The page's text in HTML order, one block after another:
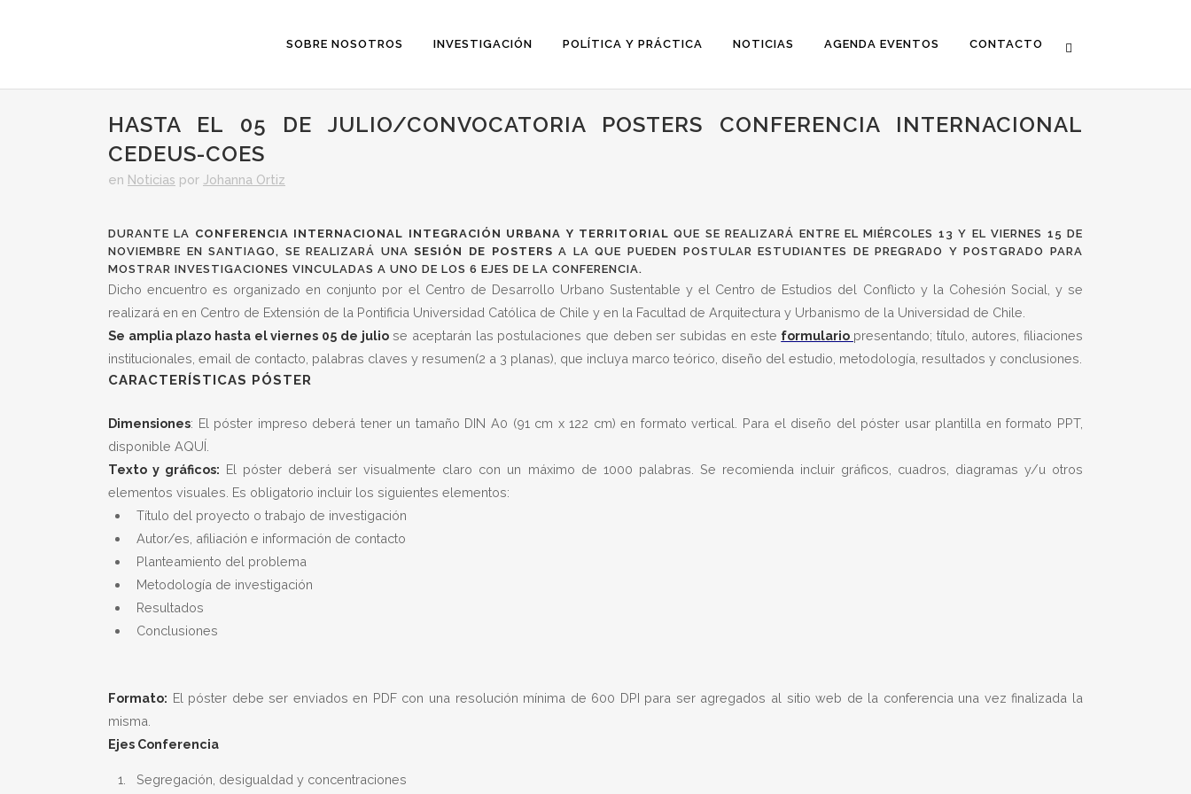
SOBRE NOSOTROS INVESTIGACIÓN POLÍTICA Y PRÁCTICA NOTICIAS AGENDA EVENTOS CONTACTO
HASTA EL 05 DE JULIO/CONVOCATORIA POSTERS CONFERENCIA INTERNACIONAL
CEDEUS-COES
en Noticias por Johanna Ortiz
DURANTE LA CONFERENCIA INTERNACIONAL INTEGRACIÓN URBANA Y TERRITORIAL QUE SE REALIZARÁ ENTRE EL MIÉRCOLES 13 Y EL VIERNES 15 DE
NOVIEMBRE EN SANTIAGO, SE REALIZARÁ UNASESIÓN DE POSTERS A LA QUE PUEDEN POSTULAR ESTUDIANTES DE PREGRADO Y POSTGRADO PARA
MOSTRAR INVESTIGACIONES VINCULADAS A UNO DE LOS 6 EJES DE LA CONFERENCIA.
Dicho encuentro es organizado en conjunto por el Centro de Desarrollo Urbano Sustentable y el Centro de Estudios del Conflicto y la Cohesión Social, y se
realizará en en Centro de Extensión de la Pontificia Universidad Católica de Chile y en la Facultad de Arquitectura y Urbanismo de la Universidad de Chile.
Se amplia plazo hasta el viernes 05 de juliose aceptarán las postulaciones que deben ser subidas en este formulario presentando; título, autores, filiaciones
institucionales, email de contacto, palabras claves y resumen(2 a 3 planas), que incluya marco teórico, diseño del estudio, metodología, resultados y conclusiones.
CARACTERÍSTICAS PÓSTER
Dimensiones: El póster impreso deberá tener un tamaño DIN A0 (91 cm x 122 cm) en formato vertical. Para el diseño del póster usar plantilla en formato PPT,
disponible AQUÍ.
Texto y gráficos: El póster deberá ser visualmente claro con un máximo de 1000 palabras. Se recomienda incluir gráficos, cuadros, diagramas y/u otros
elementos visuales. Es obligatorio incluir los siguientes elementos:
Título del proyecto o trabajo de investigación
Autor/es, afiliación e información de contacto
Planteamiento del problema
Metodología de investigación
Resultados
Conclusiones
Formato: El póster debe ser enviados en PDF con una resolución mínima de 600 DPI para ser agregados al sitio web de la conferencia una vez finalizada la
misma.
Ejes Conferencia
Segregación, desigualdad y concentraciones